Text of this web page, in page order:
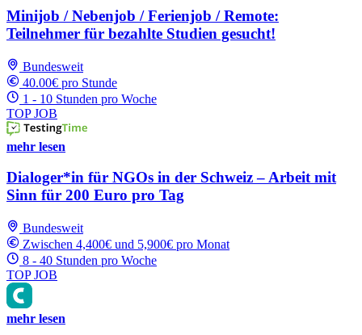
Minijob / Nebenjob / Ferienjob / Remote:
Teilnehmer für bezahlte Studien gesucht!
Bundesweit
40.00€ pro Stunde
1 - 10 Stunden pro Woche
TOP JOB
mehr lesen
Dialoger*in für NGOs in der Schweiz – Arbeit mit
Sinn für 200 Euro pro Tag
Bundesweit
Zwischen 4,400€ und 5,900€ pro Monat
8 - 40 Stunden pro Woche
TOP JOB
mehr lesen